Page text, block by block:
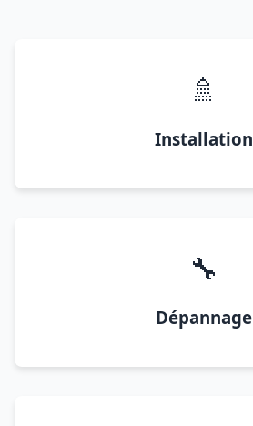
🚿
Installation
🔧
Dépannage